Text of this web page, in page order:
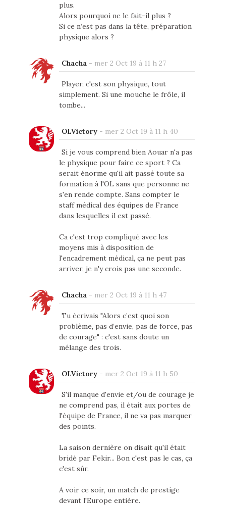
plus.
Alors pourquoi ne le fait-il plus ?
Si ce n’est pas dans la tête, préparation
physique alors ?
Chacha- mer 2 Oct 19 à 11 h 27
Player, c'est son physique, tout
simplement. Si une mouche le frôle, il
tombe...
OLVictory- mer 2 Oct 19 à 11 h 40
Si je vous comprend bien Aouar n'a pas
le physique pour faire ce sport ? Ca
serait énorme qu'il ait passé toute sa
formation à l'OL sans que personne ne
s'en rende compte. Sans compter le
staff médical des équipes de France
dans lesquelles il est passé.
Ca c'est trop compliqué avec les
moyens mis à disposition de
l'encadrement médical, ça ne peut pas
arriver, je n'y crois pas une seconde.
Chacha- mer 2 Oct 19 à 11 h 47
Tu écrivais "Alors c’est quoi son
problème, pas d’envie, pas de force, pas
de courage" : c'est sans doute un
mélange des trois.
OLVictory- mer 2 Oct 19 à 11 h 50
S'il manque d'envie et/ou de courage je
ne comprend pas, il était aux portes de
l'équipe de France, il ne va pas marquer
des points.
La saison dernière on disait qu'il était
bridé par Fekir... Bon c'est pas le cas, ça
c'est sûr.
A voir ce soir, un match de prestige
devant l'Europe entière.